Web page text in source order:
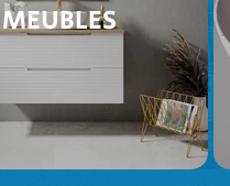
MEUBLES